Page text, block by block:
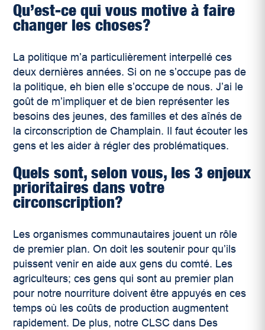
Qu’est-ce qui vous motive à faire
changer les choses?
La politique m’a particulièrement interpellé ces
deux dernières années. Si on ne s’occupe pas de
la politique, eh bien elle s’occupe de nous. J’ai le
goût de m’impliquer et de bien représenter les
besoins des jeunes, des familles et des aînés de
la circonscription de Champlain. Il faut écouter les
gens et les aider à régler des problématiques.
Quels sont, selon vous, les 3 enjeux
prioritaires dans votre
circonscription?
Les organismes communautaires jouent un rôle
de premier plan. On doit les soutenir pour qu’ils
puissent venir en aide aux gens du comté. Les
agriculteurs; ces gens qui sont au premier plan
pour notre nourriture doivent être appuyés en ces
temps où les coûts de production augmentent
rapidement. De plus, notre CLSC dans Des